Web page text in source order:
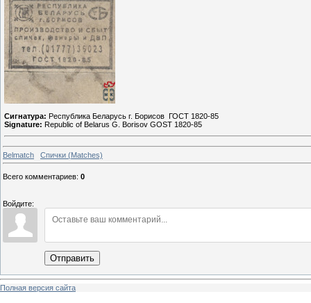
Сигнатура: Республика Беларусь г. Борисов ГОСТ 1820-85
Signature: Republic of Belarus G. Borisov GOST 1820-85
Belmatch Спички (Matches)
Всего комментариев: 0
Войдите:
Отправить
Полная версия сайта